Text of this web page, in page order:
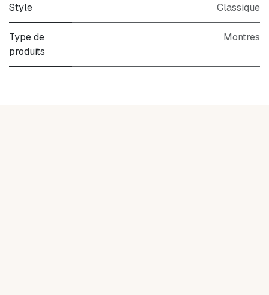
Style Classique
Type de
produits
Montres